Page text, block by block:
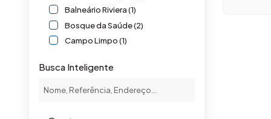
Balneário Riviera (1)
Bosque da Saúde (2)
Campo Limpo (1)
Catharina Zanaga (1)
Centro (2)
Busca Inteligente